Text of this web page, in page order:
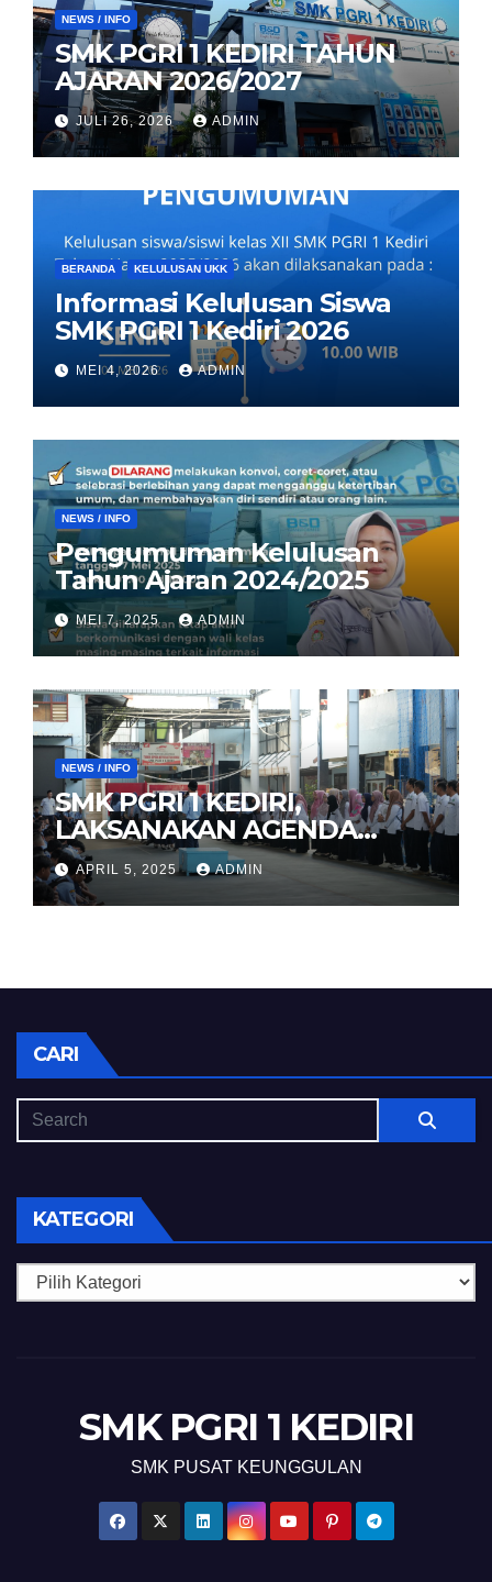
NEWS / INFO
SMK PGRI 1 KEDIRI TAHUN
AJARAN 2026/2027
JULI 26, 2026 ADMIN
BERANDA KELULUSAN UKK
Informasi Kelulusan Siswa
SMK PGRI 1 Kediri 2026
MEI 4, 2026 ADMIN
NEWS / INFO
Pengumuman Kelulusan
Tahun Ajaran 2024/2025
MEI 7, 2025 ADMIN
NEWS / INFO
SMK PGRI 1 KEDIRI,
LAKSANAKAN AGENDA
HALAL BIHALAL
APRIL 5, 2025 ADMIN
CARI
KATEGORI
Kategori
SMK PGRI 1 KEDIRI
SMK PUSAT KEUNGGULAN